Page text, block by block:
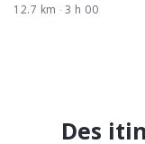
12.7 km 3 h 00
Des